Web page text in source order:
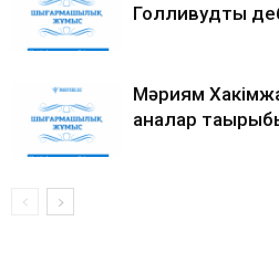
Голливудтық
Мәриям
аналар